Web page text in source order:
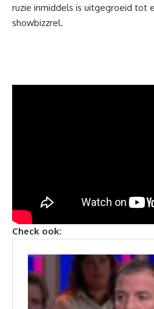
ruzie inmiddels is uitgegroeid tot
showbizzrel.
Check ook: